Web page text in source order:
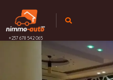
+237 678 542 065